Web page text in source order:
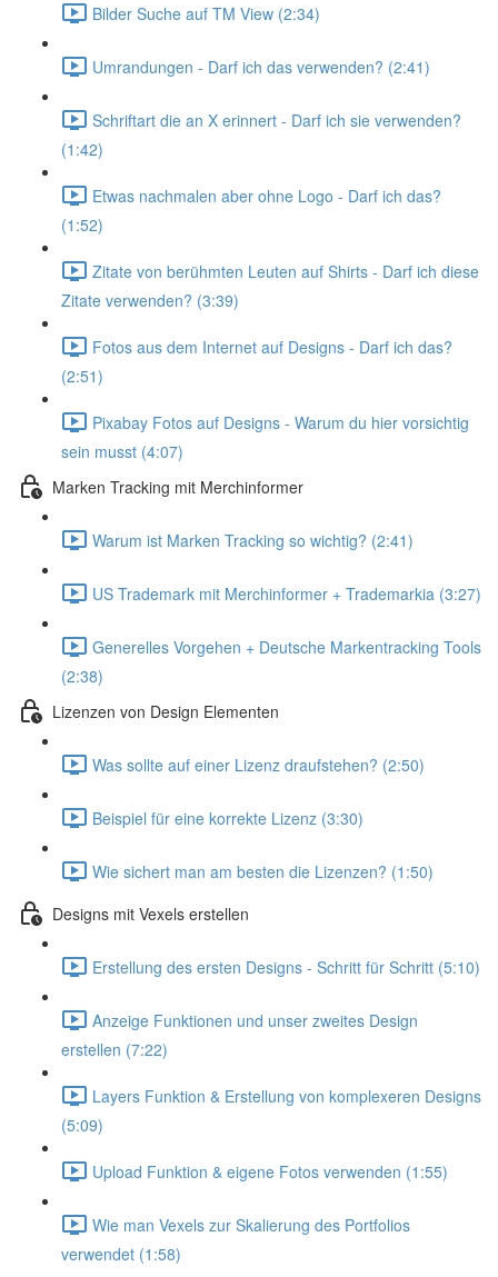
Bilder Suche auf TM View (2:34)
Umrandungen - Darf ich das verwenden? (2:41)
Schriftart die an X erinnert - Darf ich sie verwenden?
(1:42)
Etwas nachmalen aber ohne Logo - Darf ich das?
(1:52)
Zitate von berühmten Leuten auf Shirts - Darf ich diese
Zitate verwenden? (3:39)
Fotos aus dem Internet auf Designs - Darf ich das?
(2:51)
Pixabay Fotos auf Designs - Warum du hier vorsichtig
sein musst (4:07)
Marken Tracking mit Merchinformer
Warum ist Marken Tracking so wichtig? (2:41)
US Trademark mit Merchinformer + Trademarkia (3:27)
Generelles Vorgehen + Deutsche Markentracking Tools
(2:38)
Lizenzen von Design Elementen
Was sollte auf einer Lizenz draufstehen? (2:50)
Beispiel für eine korrekte Lizenz (3:30)
Wie sichert man am besten die Lizenzen? (1:50)
Designs mit Vexels erstellen
Erstellung des ersten Designs - Schritt für Schritt (5:10)
Anzeige Funktionen und unser zweites Design
erstellen (7:22)
Layers Funktion & Erstellung von komplexeren Designs
(5:09)
Upload Funktion & eigene Fotos verwenden (1:55)
Wie man Vexels zur Skalierung des Portfolios
verwendet (1:58)